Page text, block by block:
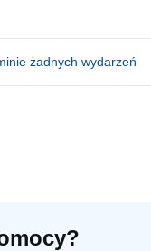
żadnych wydarzeń